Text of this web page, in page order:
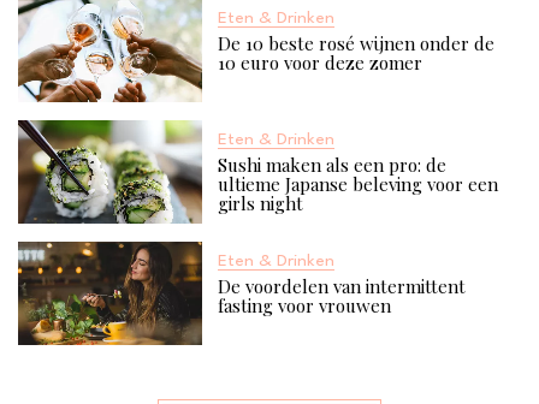
Eten & Drinken
De 10 beste rosé wijnen onder de
10 euro voor deze zomer
Eten & Drinken
Sushi maken als een pro: de
ultieme Japanse beleving voor een
girls night
Eten & Drinken
De voordelen van intermittent
fasting voor vrouwen